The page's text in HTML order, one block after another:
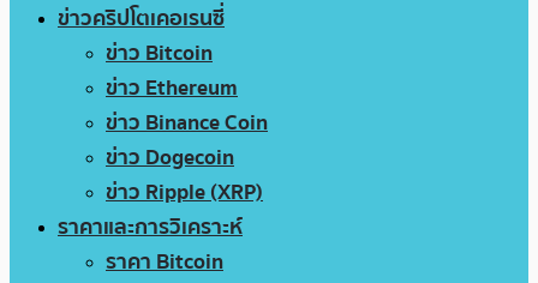
ข่าวคริปโตเคอเรนซี่
ข่าว Bitcoin
ข่าว Ethereum
ข่าว Binance Coin
ข่าว Dogecoin
ข่าว Ripple (XRP)
ราคาและการวิเคราะห์
ราคา Bitcoin